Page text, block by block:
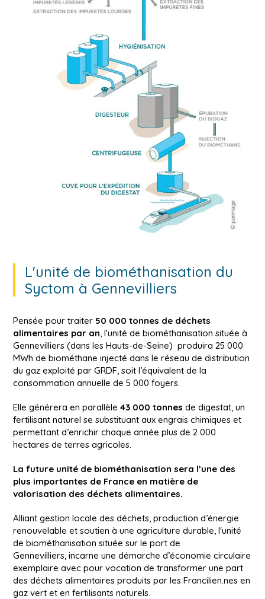
L'unité de biométhanisation du
Syctom à Gennevilliers
Pensée pour traiter 50 000 tonnes de déchets
alimentaires par an, l'unité de biométhanisation située à
Gennevilliers (dans les Hauts-de-Seine) produira 25 000
MWh de biométhane injecté dans le réseau de distribution
du gaz exploité par GRDF, soit l’équivalent de la
consommation annuelle de 5 000 foyers.
Elle générera en parallèle 43 000 tonnesde digestat, un
fertilisant naturel se substituant aux engrais chimiques et
permettant d’enrichir chaque année plus de 2 000
hectares de terres agricoles.
La future unité de biométhanisation sera l’une des
plus importantes de France en matière de
valorisation des déchets alimentaires.
Alliant gestion locale des déchets, production d’énergie
renouvelable et soutien à une agriculture durable, l'unité
de biométhanisation située sur le port de
Gennevilliers, incarne une démarche d’économie circulaire
exemplaire avec pour vocation de transformer une part
des déchets alimentaires produits par les Francilien.nes en
gaz vert et en fertilisants naturels.